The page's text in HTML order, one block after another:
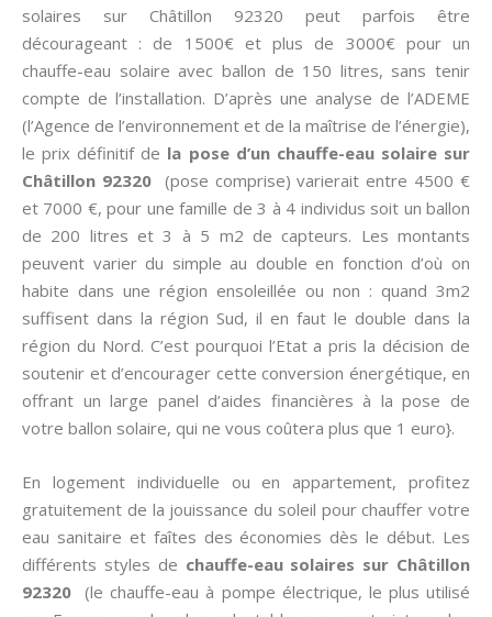
solaires sur Châtillon 92320 peut parfois être
décourageant : de 1500€ et plus de 3000€ pour un
chauffe-eau solaire avec ballon de 150 litres, sans tenir
compte de l’installation. D’après une analyse de l’ADEME
(l’Agence de l’environnement et de la maîtrise de l’énergie),
le prix définitif de la pose d’un chauffe-eau solaire sur
Châtillon 92320(pose comprise) varierait entre 4500 €
et 7000 €, pour une famille de 3 à 4 individus soit un ballon
de 200 litres et 3 à 5 m2 de capteurs. Les montants
peuvent varier du simple au double en fonction d’où on
habite dans une région ensoleillée ou non : quand 3m2
suffisent dans la région Sud, il en faut le double dans la
région du Nord. C’est pourquoi l’Etat a pris la décision de
soutenir et d’encourager cette conversion énergétique, en
offrant un large panel d’aides financières à la pose de
votre ballon solaire, qui ne vous coûtera plus que 1 euro}.
En logement individuelle ou en appartement, profitez
gratuitement de la jouissance du soleil pour chauffer votre
eau sanitaire et faîtes des économies dès le début. Les
différents styles de chauffe-eau solaires sur Châtillon
92320 (le chauffe-eau à pompe électrique, le plus utilisé